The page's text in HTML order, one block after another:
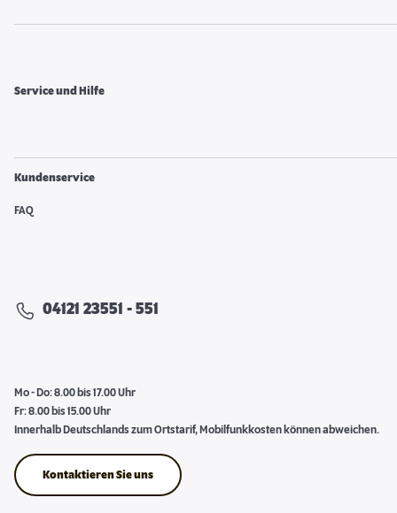
Service und Hilfe
Kundenservice
FAQ
04121 23551 - 551
Mo - Do: 8.00 bis 17.00 Uhr
Fr: 8.00 bis 15.00 Uhr
Innerhalb Deutschlands zum Ortstarif, Mobilfunkkosten können abweichen.
Kontaktieren Sie uns